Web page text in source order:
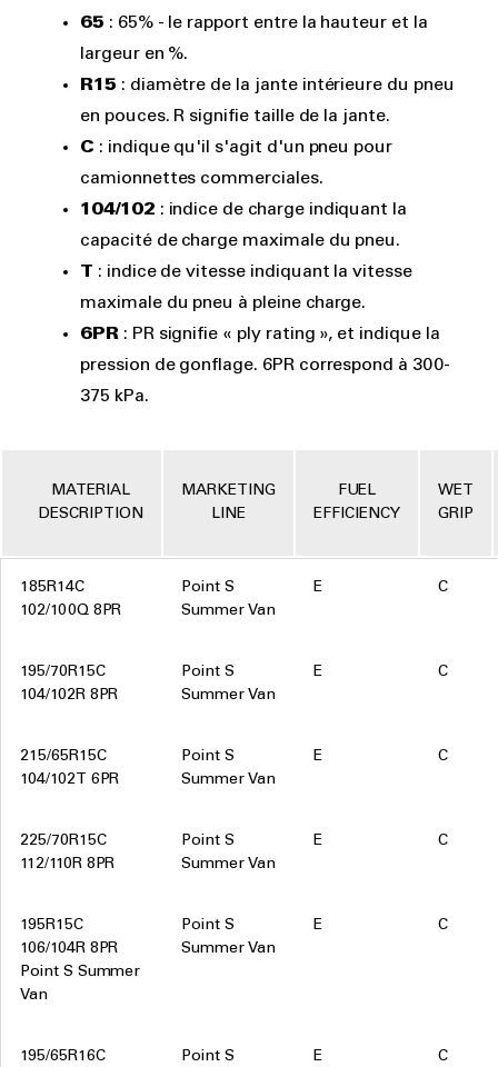
65 : 65% - le rapport entre la hauteur et la
largeur en %.
R15 : diamètre de la jante intérieure du pneu
en pouces. R signifie taille de la jante.
C : indique qu'il s'agit d'un pneu pour
camionnettes commerciales.
104/102 : indice de charge indiquant la
capacité de charge maximale du pneu.
T : indice de vitesse indiquant la vitesse
maximale du pneu à pleine charge.
6PR : PR signifie « ply rating », et indique la
pression de gonflage. 6PR correspond à 300-
375 kPa.
MATERIAL
DESCRIPTION
MARKETING
LINE
FUEL
EFFICIENCY
WET
GRIP
185R14C
102/100Q 8PR
Point S
Summer Van
E C
195/70R15C
104/102R 8PR
Point S
Summer Van
E C
215/65R15C
104/102T 6PR
Point S
Summer Van
E C
225/70R15C
112/110R 8PR
Point S
Summer Van
E C
195R15C
106/104R 8PR
Point S Summer
Van
Point S
Summer Van
E C
195/65R16C
Point S
E C